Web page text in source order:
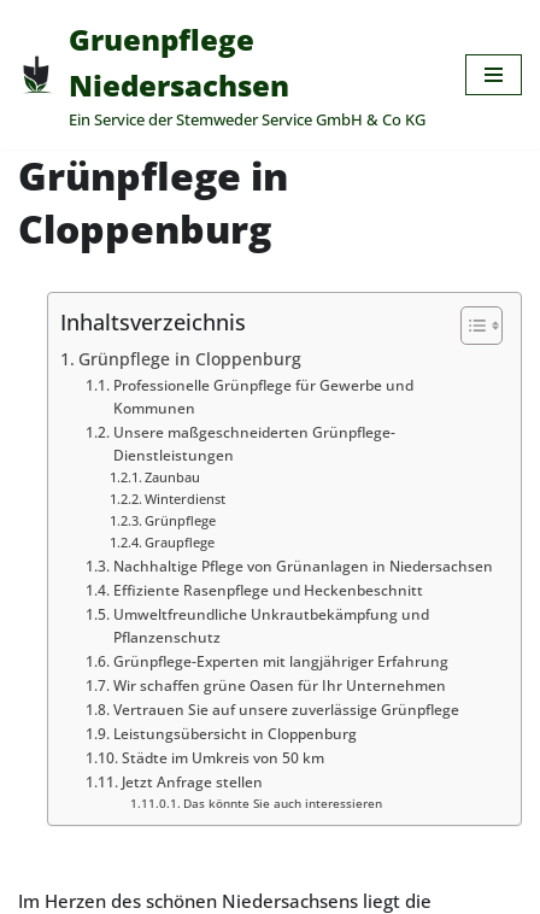
Zum
Inhalt
springen
Gruenpflege
Niedersachsen
Ein Service der Stemweder Service GmbH & Co KG
Grünpflege in
Cloppenburg
Inhaltsverzeichnis
Grünpflege in Cloppenburg
Professionelle Grünpflege für Gewerbe und
Kommunen
Unsere maßgeschneiderten Grünpflege-
Dienstleistungen
Zaunbau
Winterdienst
Grünpflege
Graupflege
Nachhaltige Pflege von Grünanlagen in Niedersachsen
Effiziente Rasenpflege und Heckenbeschnitt
Umweltfreundliche Unkrautbekämpfung und
Pflanzenschutz
Grünpflege-Experten mit langjähriger Erfahrung
Wir schaffen grüne Oasen für Ihr Unternehmen
Vertrauen Sie auf unsere zuverlässige Grünpflege
Leistungsübersicht in Cloppenburg
Städte im Umkreis von 50 km
Jetzt Anfrage stellen
Das könnte Sie auch interessieren
Im Herzen des schönen Niedersachsens liegt die